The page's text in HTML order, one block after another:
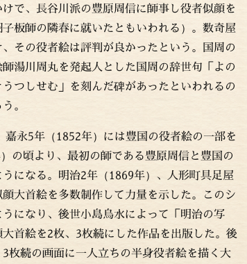
で、長谷川派の豊原周信に師事し役者似顔を
板師の隣春に就いたともいわれる）。数奇屋
その役者絵は評判が良かったという。国周の
湯川周丸を発起人とした国周の辞世句「よの
つしせむ」を刻んだ碑があったといわれるの
。
永5年（1852年）には豊国の役者絵の一部を
の頃より、最初の師である豊原周信と豊国の
になる。明治2年（1869年）、人形町具足屋
大首絵を多数制作して力量を示した。このシ
になり、後世小島烏水によって「明治の写
首絵を2枚、3枚続にした作品を出版した。後
枚続の画面に一人立ちの半身役者絵を描く大